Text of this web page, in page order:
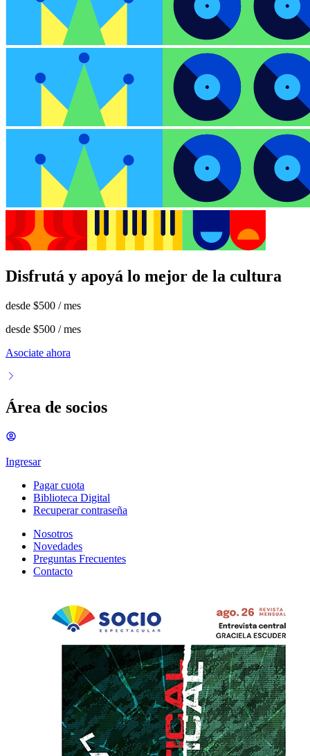
Disfrutá y apoyá lo mejor de la cultura
desde $500 / mes
desde $500 / mes
Asociate ahora
Área de socios
Ingresar
Pagar cuota
Biblioteca Digital
Recuperar contraseña
Nosotros
Novedades
Preguntas Frecuentes
Contacto